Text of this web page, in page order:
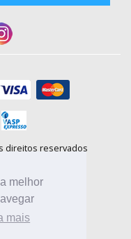
melhor
mais
direitos reservados
para a rede fixa